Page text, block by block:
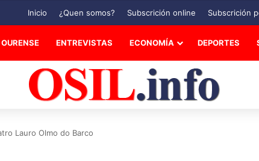
Inicio ¿Quen somos? Subscrición online Subscrición
OURENSE ENTREVISTAS ECONOMÍA DEPORTES
Lauro Olmo do Barco